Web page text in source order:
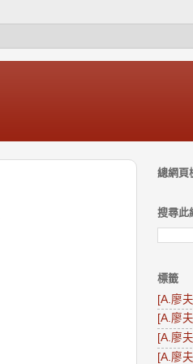
總網頁
搜尋此
標籤
[A.廖
[A.廖
[A.廖
[A.廖